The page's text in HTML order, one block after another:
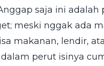
saja ini
meski nggak ada
makanan, lendir,
perut isinya